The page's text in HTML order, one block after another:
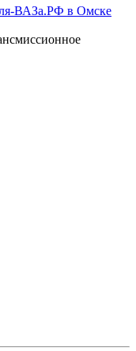
ВАЗа.РФ в Омске